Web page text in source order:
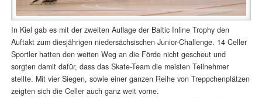
In Kiel gab es mit der zweiten Auflage der Baltic Inline Trophy den
Auftakt zum diesjährigen niedersächsischen Junior-Challenge. 14 Celler
Sportler hatten den weiten Weg an die Förde nicht gescheut und
sorgten damit dafür, dass das Skate-Team die meisten Teilnehmer
stellte. Mit vier Siegen, sowie einer ganzen Reihe von Treppchenplätzen
zeigten sich die Celler auch ganz weit vorne.